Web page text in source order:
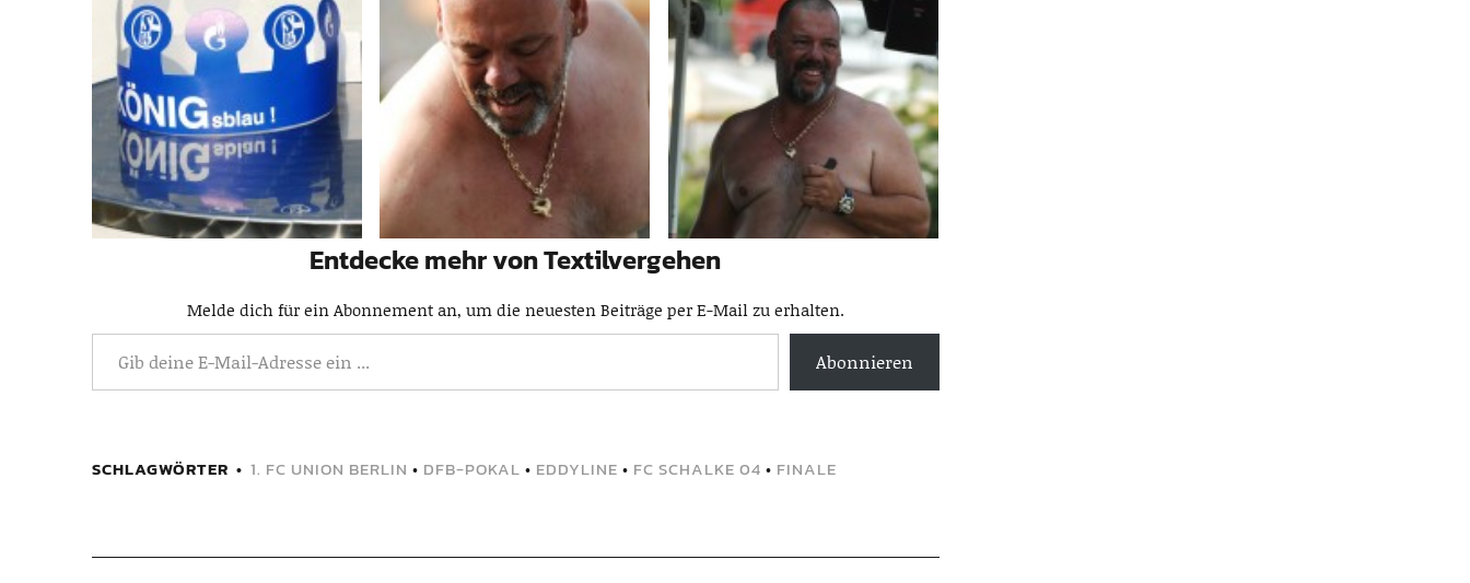
Entdecke mehr von Textilvergehen
Melde dich für ein Abonnement an, um die neuesten Beiträge per E-Mail zu erhalten.
Abonnieren
SCHLAGWÖRTER 1. FC UNION BERLIN • DFB-POKAL • EDDYLINE • FC SCHALKE 04 • FINALE